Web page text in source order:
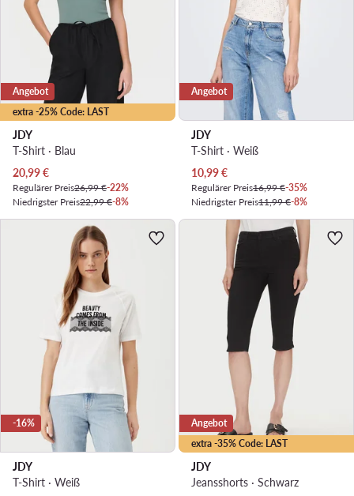
extra -25% Code: LAST
Angebot
JDY
T-Shirt · Blau
Aktueller Preis
20,99€
Regulärer Preis26,99 €-22%
Niedrigster Preis22,99 €-8%
Angebot
JDY
T-Shirt · Weiß
Aktueller Preis
10,99€
Regulärer Preis16,99 €-35%
Niedrigster Preis11,99 €-8%
-16%
JDY
T-Shirt · Weiß
extra -35% Code: LAST
Angebot
JDY
Jeansshorts · Schwarz